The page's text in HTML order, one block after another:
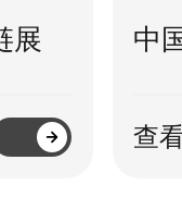
展 中
查